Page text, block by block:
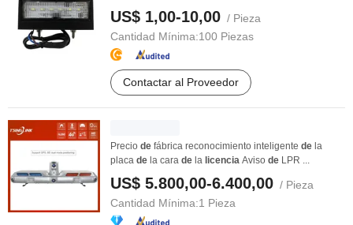
US$ 1,00-10,00 / Pieza
Cantidad Mínima:100 Piezas
Contactar al Proveedor
Precio de fábrica reconocimiento inteligente de la
placa de la cara de la licencia Aviso de LPR ...
US$ 5.800,00-6.400,00 / Pieza
Cantidad Mínima:1 Pieza